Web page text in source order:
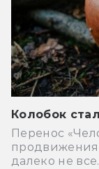
Колобок
Перенос
продвижения
далеко не все.